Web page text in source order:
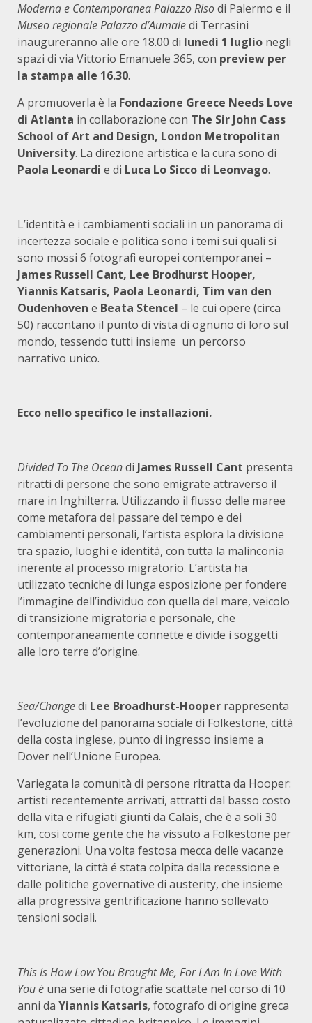
Moderna e ContemporaneaPalazzo Risodi Palermo e il
Museo regionale Palazzo d’Aumaledi Terrasini
inaugureranno alle ore 18.00 di lunedì 1 luglio negli
spazi di via Vittorio Emanuele 365, con preview per
la stampa alle 16.30.
A promuoverla è la Fondazione Greece Needs Love
di Atlanta in collaborazione con The Sir John Cass
School of Art and Design, London Metropolitan
University. La direzione artistica e la cura sono di
Paola Leonardi e di Luca Lo Sicco di Leonvago.
L’identità e i cambiamenti sociali in un panorama di
incertezza sociale e politica sono i temi sui quali si
sono mossi 6 fotografi europei contemporanei –
James Russell Cant, Lee Brodhurst Hooper,
Yiannis Katsaris, Paola Leonardi, Tim van den
Oudenhoven e Beata Stencel – le cui opere (circa
50) raccontano il punto di vista di ognuno di loro sul
mondo, tessendo tutti insieme un percorso
narrativo unico.
Ecco nello specifico le installazioni.
Divided To The Oceandi James Russell Cant presenta
ritratti di persone che sono emigrate attraverso il
mare in Inghilterra. Utilizzando il flusso delle maree
come metafora del passare del tempo e dei
cambiamenti personali, l’artista esplora la divisione
tra spazio, luoghi e identità, con tutta la malinconia
inerente al processo migratorio. L’artista ha
utilizzato tecniche di lunga esposizione per fondere
l’immagine dell’individuo con quella del mare, veicolo
di transizione migratoria e personale, che
contemporaneamente connette e divide i soggetti
alle loro terre d’origine.
Sea/Changedi Lee Broadhurst-Hooper rappresenta
l’evoluzione del panorama sociale di Folkestone, città
della costa inglese, punto di ingresso insieme a
Dover nell’Unione Europea.
Variegata la comunità di persone ritratta da Hooper:
artisti recentemente arrivati, attratti dal basso costo
della vita e rifugiati giunti da Calais, che è a soli 30
km, cosi come gente che ha vissuto a Folkestone per
generazioni. Una volta festosa mecca delle vacanze
vittoriane, la città é stata colpita dalla recessione e
dalle politiche governative di austerity, che insieme
alla progressiva gentrificazione hanno sollevato
tensioni sociali.
This Is How Low You Brought Me, For I Am In Love With
You è una serie di fotografie scattate nel corso di 10
anni da Yiannis Katsaris, fotografo di origine greca